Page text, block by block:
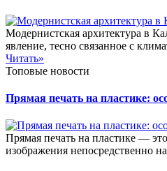
Модернистская архитектура в
явление, тесно связанное с
Читать»
Топовые новости
Прямая печать на пластике:
Прямая печать на пластике —
изображения непосредственно